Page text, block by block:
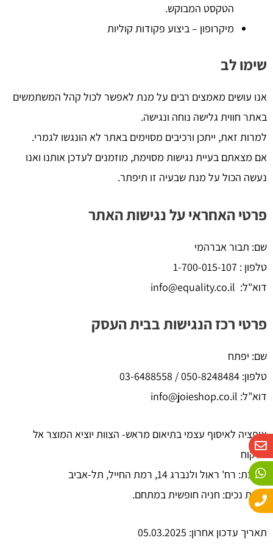
הטקסט המבוקש.
מיקרופון – ביצוע פקודות קוליות
שימו לב
אנו עושים מאמצים רבים על מנת לאפשר לכול קהל המשתמשים
באתר חווית גלישה נוחה ונגישה.
למרות זאת, ייתכן ורכיבים מסוימים באתר לא הונגשו לגמרי.
אם מצאתם בעיית נגישות מסוימת, מוזמנים לעדכן אותנו ואנו
נעשה הכול על מנת שבעיה זו תיפתר.
פרטי האחראי על נגישות האתר
שם: תבור אברהמי
טלפון : 1-700-015-107
דוא"ל: info@equality.co.il
פרטי רכז הנגישות בבית העסק
שם: יפתח
טלפון: 050-8248484 / 03-6488558
דוא”ל: info@joieshop.co.il
אופציה לאיסוף עצמי בתיאום מראש- הצוות יוציא המוצר אל
הלקוח
כתובת: רח' ראול ולנברג 14, רמת החייל, תל-אביב
חניית נכים: חניה חופשית במתחם.
תאריך עדכון אחרון: 05.03.2025
E
n
v
e
l
o
p
W
h
a
t
s
a
p
P
h
o
n
e